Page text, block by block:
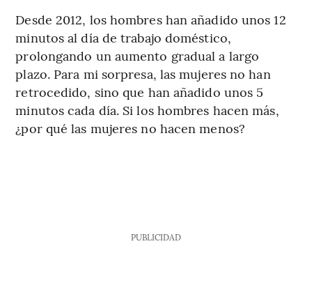
Desde 2012, los hombres han añadido unos 12
minutos al día de trabajo doméstico,
prolongando un aumento gradual a largo
plazo. Para mi sorpresa, las mujeres no han
retrocedido, sino que han añadido unos 5
minutos cada día. Si los hombres hacen más,
¿por qué las mujeres no hacen menos?
PUBLICIDAD